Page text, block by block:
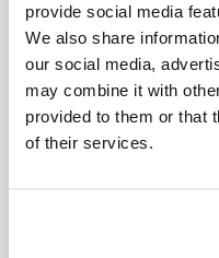
provide social media
We also share
our social media,
may combine it with
provided to them or that
of their services.
Backing
Edge for
Csiszolótalp